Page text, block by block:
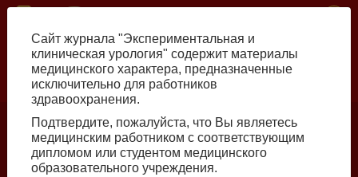
Перейти
основному
содержанию
Номер №2, 2026
Сайт журнала "Экспериментальная и
клиническая урология" содержит материалы
медицинского характера, предназначенные
исключительно для работников
здравоохранения.
Подтвердите, пожалуйста, что Вы являетесь
медицинским работником с соответствующим
дипломом или студентом медицинского
образовательного учреждения.